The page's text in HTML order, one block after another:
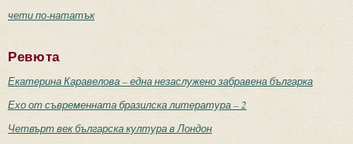
чети по-нататък
Ревюта
Екатерина Каравелова – една незаслужено забравена българка
Ехо от съвременната бразилска литература – 2
Четвърт век българска култура в Лондон